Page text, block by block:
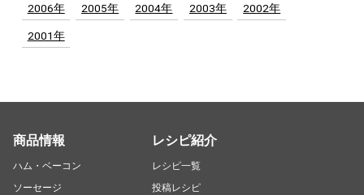
2006年 2005年 2004年 2003年 2002年
2001年
商品情報
ハム・ベーコン
ソーセージ
レシピ紹介
レシピ一覧
投稿レシピ